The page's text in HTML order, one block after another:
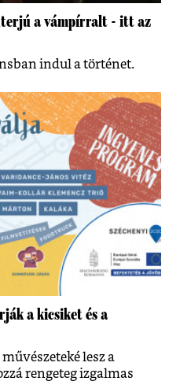
a vámpírralt - itt az
indul a történet.
a kicsiket és a
lesz a
rengeteg izgalmas